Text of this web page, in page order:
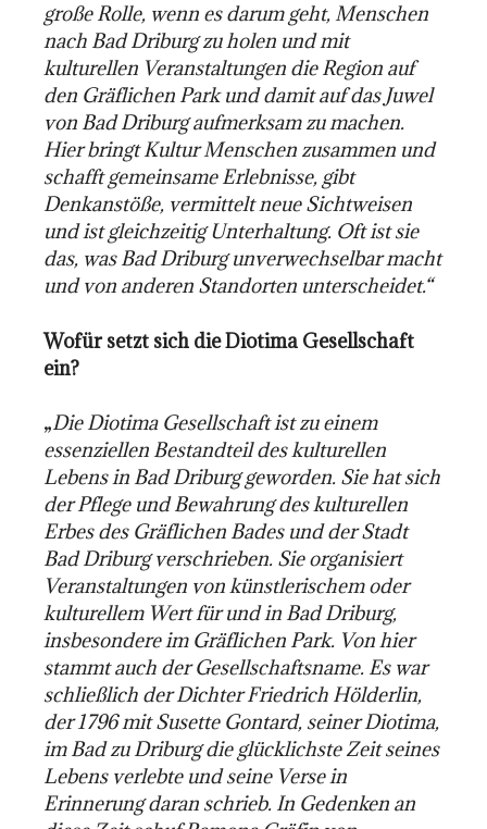
große Rolle, wenn es darum geht, Menschen
nach Bad Driburg zu holen und mit
kulturellen Veranstaltungen die Region auf
den Gräflichen Park und damit auf das Juwel
von Bad Driburg aufmerksam zu machen.
Hier bringt Kultur Menschen zusammen und
schafft gemeinsame Erlebnisse, gibt
Denkanstöße, vermittelt neue Sichtweisen
und ist gleichzeitig Unterhaltung. Oft ist sie
das, was Bad Driburg unverwechselbar macht
und von anderen Standorten unterscheidet.“
Wofür setzt sich die Diotima Gesellschaft
ein?
„Die Diotima Gesellschaft ist zu einem
essenziellen Bestandteil des kulturellen
Lebens in Bad Driburg geworden. Sie hat sich
der Pflege und Bewahrung des kulturellen
Erbes des Gräflichen Bades und der Stadt
Bad Driburg verschrieben. Sie organisiert
Veranstaltungen von künstlerischem oder
kulturellem Wert für und in Bad Driburg,
insbesondere im Gräflichen Park. Von hier
stammt auch der Gesellschaftsname. Es war
schließlich der Dichter Friedrich Hölderlin,
der 1796 mit Susette Gontard, seiner Diotima,
im Bad zu Driburg die glücklichste Zeit seines
Lebens verlebte und seine Verse in
Erinnerung daran schrieb. In Gedenken an